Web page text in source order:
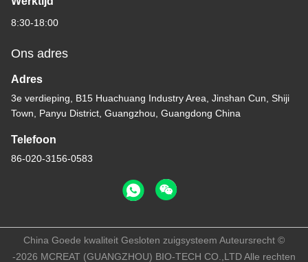
8:30-18:00
Ons adres
Adres
3e verdieping, B15 Huachuang Industry Area, Jinshan Cun, Shiji
Town, Panyu District, Guangzhou, Guangdong China
Telefoon
86-020-3156-0583
China Goede kwaliteit Gesloten zuigsysteem Auteursrecht ©
-2026 MCREAT (GUANGZHOU) BIO-TECH CO.,LTD Alle rechten